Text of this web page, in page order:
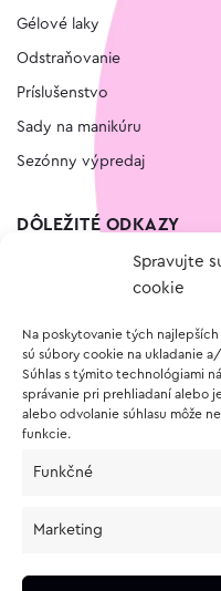
Spravujte
cookie
Na poskytovanie tých
sú súbory cookie na ukladanie
Súhlas s týmito technológiami
správanie pri prehliadaní alebo
alebo odvolanie súhlasu môže
funkcie.
Funkčné
Marketing
Gélové laky
Odstraňovanie
Príslušenstvo
Sady na manikúru
Sezónny výpredaj
DÔLEŽITÉ ODKAZY
Vernostný program
O NÁKUPE
Vrátenie a reklamácia tovaru